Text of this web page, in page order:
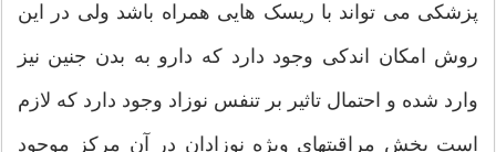
پزشکی می تواند با ریسک هایی همراه باشد ولی در این
روش امکان اندکی وجود دارد که دارو به بدن جنین نیز
وارد شده و احتمال تاثیر بر تنفس نوزاد وجود دارد که لازم
است بخش مراقبتهای ویژه نوزادان در آن مرکز موجود